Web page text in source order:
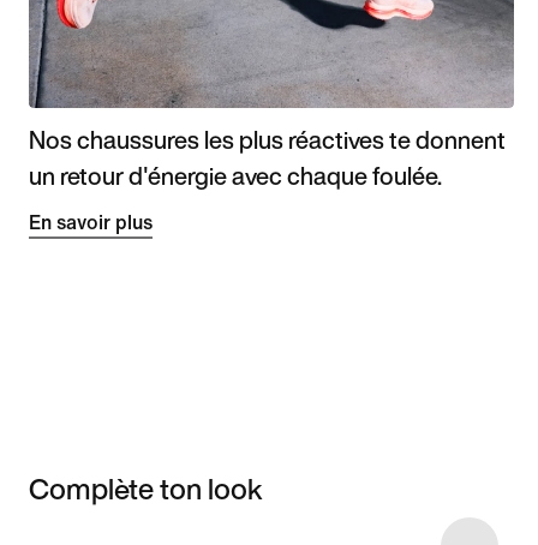
Nos chaussures les plus réactives te donnent
un retour d'énergie avec chaque foulée.
En savoir plus
Complète ton look